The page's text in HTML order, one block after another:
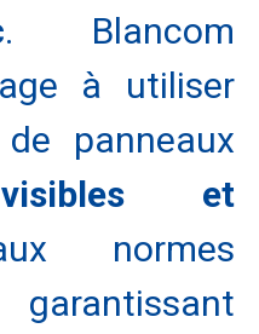
. Blancom
à utiliser
panneaux
et
normes
garantissant